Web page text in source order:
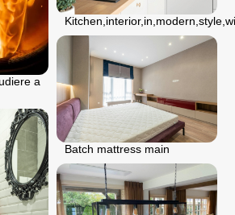
a
Batch mattress main